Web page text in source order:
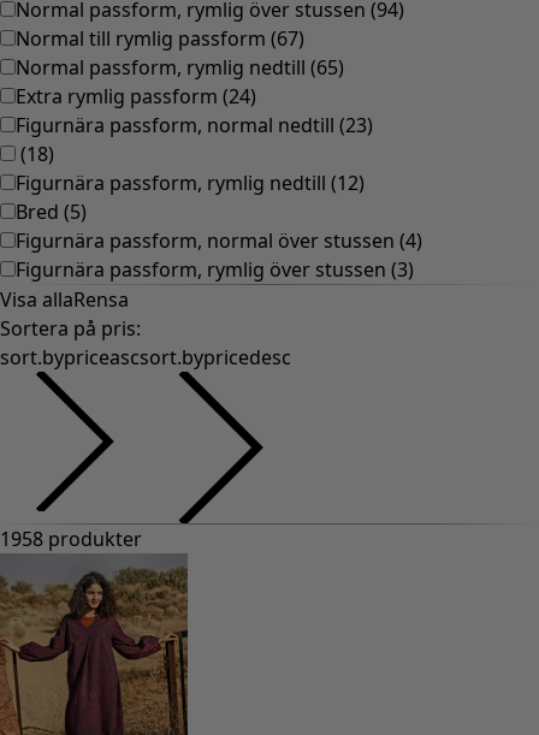
Lantlig inredning
Rolig inredning
Färgglad inredning
Blommig inredning
Natur
Bohemisk inredning
Skandinavisk inredning
Mysig inredning